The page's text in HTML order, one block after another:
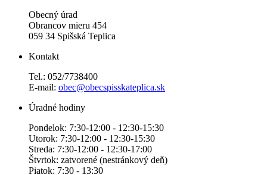
Obecný úrad
Obrancov mieru 454
059 34 Spišská Teplica
Kontakt
Tel.: 052/7738400
E-mail: obec@obecspisskateplica.sk
Úradné hodiny
Pondelok: 7:30-12:00 - 12:30-15:30
Utorok: 7:30-12:00 - 12:30-15:30
Streda: 7:30-12:00 - 12:30-17:00
Štvrtok: zatvorené (nestránkový deň)
Piatok: 7:30 - 13:30